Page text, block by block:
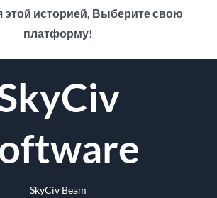
этой историей, Выберите свою
платформу!
адрес
SkyCiv Beam